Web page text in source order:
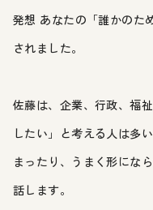
発想 あなたの「誰かのた
されました。
佐藤は、企業、行政、福
したい」と考える人は多
まったり、うまく形にな
話します。